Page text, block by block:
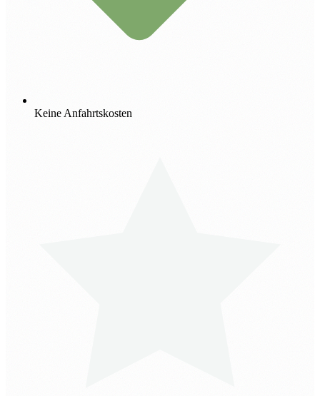
Keine Anfahrtskosten